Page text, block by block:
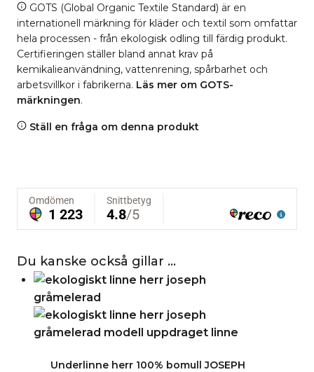
GOTS (Global Organic Textile Standard) är en
internationell märkning för kläder och textil som omfattar
hela processen - från ekologisk odling till färdig produkt.
Certifieringen ställer bland annat krav på
kemikalieanvändning, vattenrening, spårbarhet och
arbetsvillkor i fabrikerna. Läs mer om GOTS-
märkningen.
Ställ en fråga om denna produkt
Du kanske också gillar …
Underlinne herr 100% bomull JOSEPH